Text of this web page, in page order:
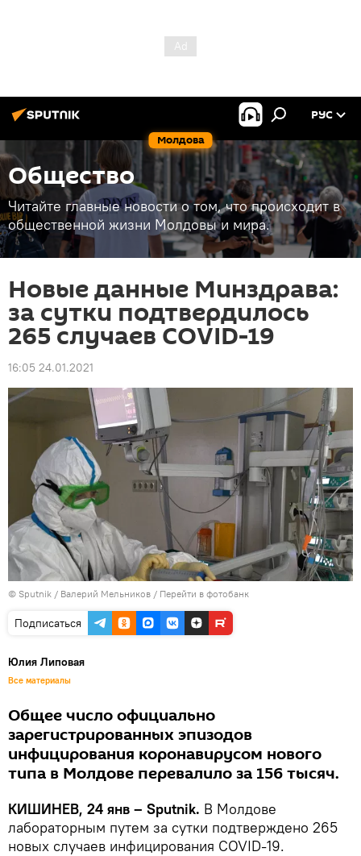
Молдова
РУС
Общество
Читайте главные новости о том, что происходит в
общественной жизни Молдовы и мира.
Новые данные Минздрава:
за сутки подтвердилось
265 случаев COVID-19
16:05 24.01.2021
© Sputnik / Валерий Мельников / Перейти в фотобанк
Подписаться
Юлия Липовая
Все материалы
Общее число официально
зарегистрированных эпизодов
инфицирования коронавирусом нового
типа в Молдове перевалило за 156 тысяч.
КИШИНЕВ, 24 янв – Sputnik. В Молдове
лабораторным путем за сутки подтверждено 265
новых случаев инфицирования COVID-19.